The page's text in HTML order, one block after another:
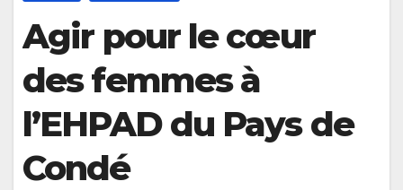
Agir pour le cœur
des femmes à
l’EHPAD du Pays de
Condé